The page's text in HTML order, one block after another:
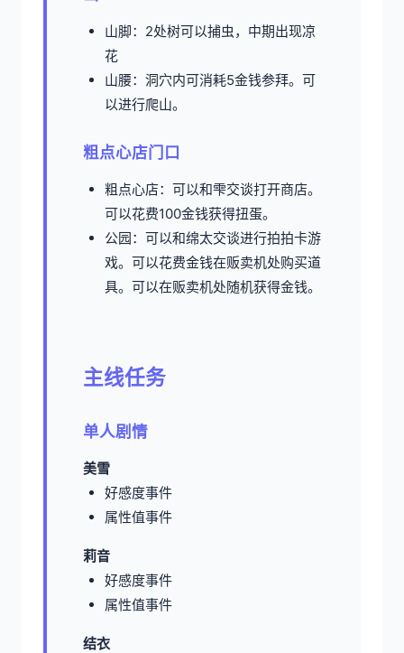
山脚：2处树可以捕虫，中期出现凉
花
山腰：洞穴内可消耗5金钱参拜。可
以进行爬山。
粗点心店门口
粗点心店：可以和雫交谈打开商店。
可以花费100金钱获得扭蛋。
公园：可以和绵太交谈进行拍拍卡游
戏。可以花费金钱在贩卖机处购买道
具。可以在贩卖机处随机获得金钱。
主线任务
单人剧情
美雪
好感度事件
属性值事件
莉音
好感度事件
属性值事件
结衣